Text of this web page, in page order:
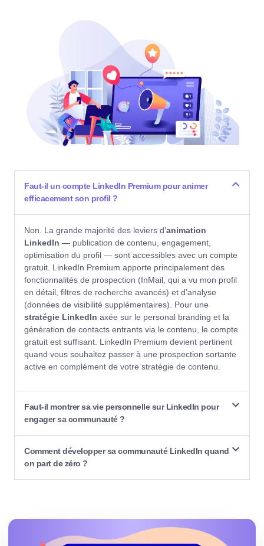
Faut-il un compte LinkedIn Premium pour animer
efficacement son profil ?
Non. La grande majorité des leviers d’animation
LinkedIn — publication de contenu, engagement,
optimisation du profil — sont accessibles avec un compte
gratuit. LinkedIn Premium apporte principalement des
fonctionnalités de prospection (InMail, qui a vu mon profil
en détail, filtres de recherche avancés) et d’analyse
(données de visibilité supplémentaires). Pour une
stratégie LinkedIn axée sur le personal branding et la
génération de contacts entrants via le contenu, le compte
gratuit est suffisant. LinkedIn Premium devient pertinent
quand vous souhaitez passer à une prospection sortante
active en complément de votre stratégie de contenu.
Faut-il montrer sa vie personnelle sur LinkedIn pour
engager sa communauté ?
Comment développer sa communauté LinkedIn quand
on part de zéro ?